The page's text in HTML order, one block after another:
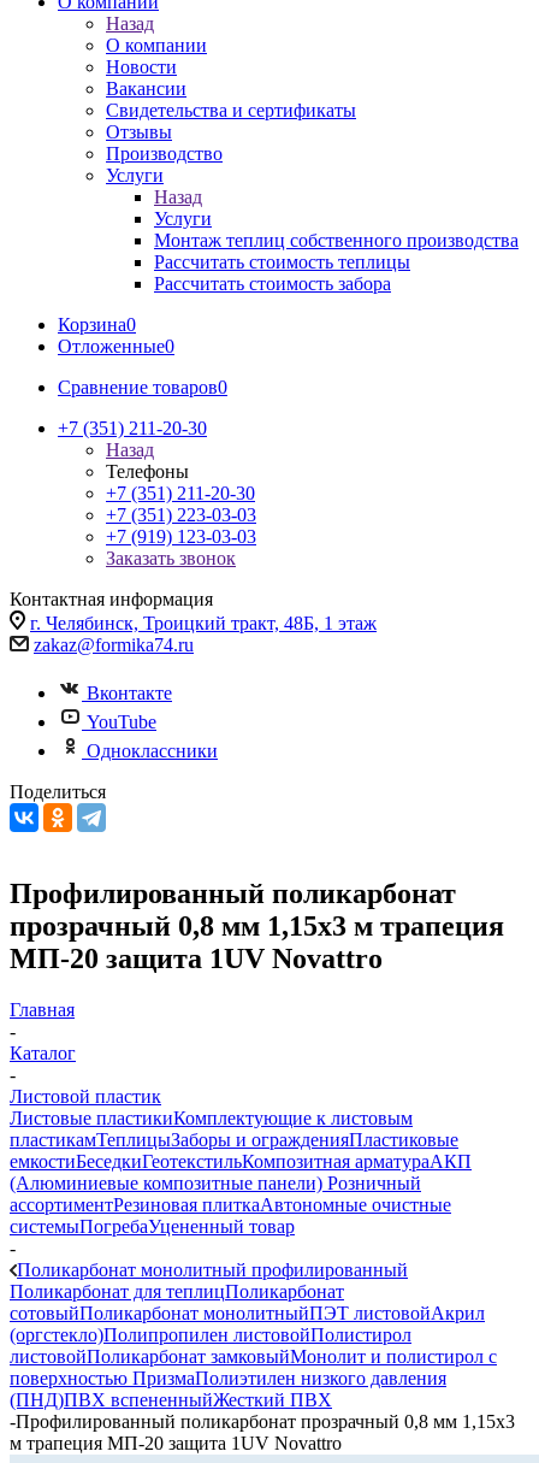
Назад
О компании
Новости
Вакансии
Свидетельства и сертификаты
Отзывы
Производство
Услуги
Назад
Услуги
Монтаж теплиц собственного производства
Рассчитать стоимость теплицы
Рассчитать стоимость забора
Корзина0
Отложенные0
Сравнение товаров0
+7 (351) 211-20-30
Назад
Телефоны
+7 (351) 211-20-30
+7 (351) 223-03-03
+7 (919) 123-03-03
Заказать звонок
Контактная информация
г. Челябинск, Троицкий тракт, 48Б, 1 этаж
zakaz@formika74.ru
Вконтакте
YouTube
Одноклассники
Поделиться
Профилированный поликарбонат
прозрачный 0,8 мм 1,15х3 м трапеция
МП-20 защита 1UV Novattro
Главная
-
Каталог
-
Листовой пластик
Листовые пластикиКомплектующие к листовым
пластикамТеплицыЗаборы и огражденияПластиковые
емкостиБеседкиГеотекстильКомпозитная арматураАКП
(Алюминиевые композитные панели) Розничный
ассортиментРезиновая плиткаАвтономные очистные
системыПогребаУцененный товар
-
Поликарбонат монолитный профилированный
Поликарбонат для теплицПоликарбонат
сотовыйПоликарбонат монолитныйПЭТ листовойАкрил
(оргстекло)Полипропилен листовойПолистирол
листовойПоликарбонат замковыйМонолит и полистирол с
поверхностью ПризмаПолиэтилен низкого давления
(ПНД)ПВХ вспененныйЖесткий ПВХ
-Профилированный поликарбонат прозрачный 0,8 мм 1,15х3
м трапеция МП-20 защита 1UV Novattro